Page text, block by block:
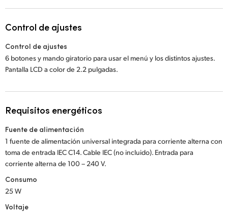
Control de ajustes
Control de ajustes
6 botones y mando giratorio para usar el menú y los distintos ajustes.
Pantalla LCD a color de 2.2 pulgadas.
Requisitos energéticos
Fuente de alimentación
1 fuente de alimentación universal integrada para corriente alterna con
toma de entrada IEC C14. Cable IEC (no incluido). Entrada para
corriente alterna de 100 – 240 V.
Consumo
25 W
Voltaje